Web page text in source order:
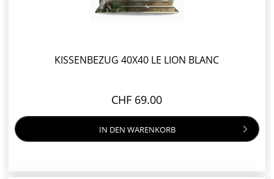
KISSENBEZUG 40X40 LE LION BLANC
CHF 69.00
IN DEN WARENKORB